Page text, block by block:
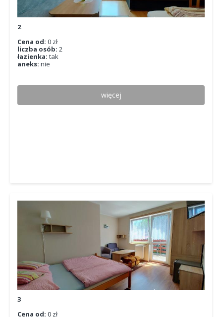
2
Cena od: 0 zł
liczba osób: 2
łazienka: tak
aneks: nie
więcej
3
Cena od: 0 zł